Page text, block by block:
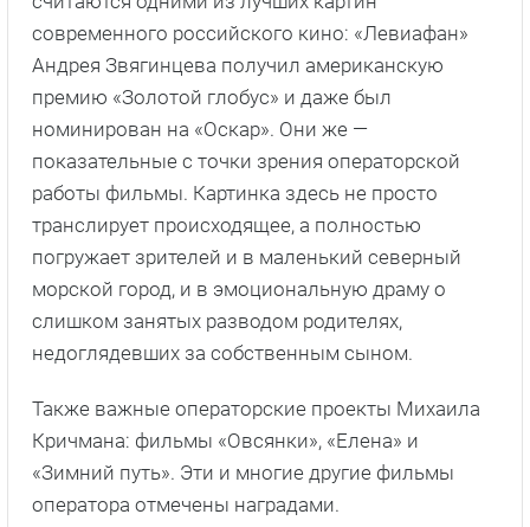
современного российского кино: «Левиафан»
Андрея Звягинцева получил американскую
премию «Золотой глобус» и даже был
номинирован на «Оскар». Они же —
показательные с точки зрения операторской
работы фильмы. Картинка здесь не просто
транслирует происходящее, а полностью
погружает зрителей и в маленький северный
морской город, и в эмоциональную драму о
слишком занятых разводом родителях,
недоглядевших за собственным сыном.
Также важные операторские проекты Михаила
Кричмана: фильмы «Овсянки», «Елена» и
«Зимний путь». Эти и многие другие фильмы
оператора отмечены наградами.